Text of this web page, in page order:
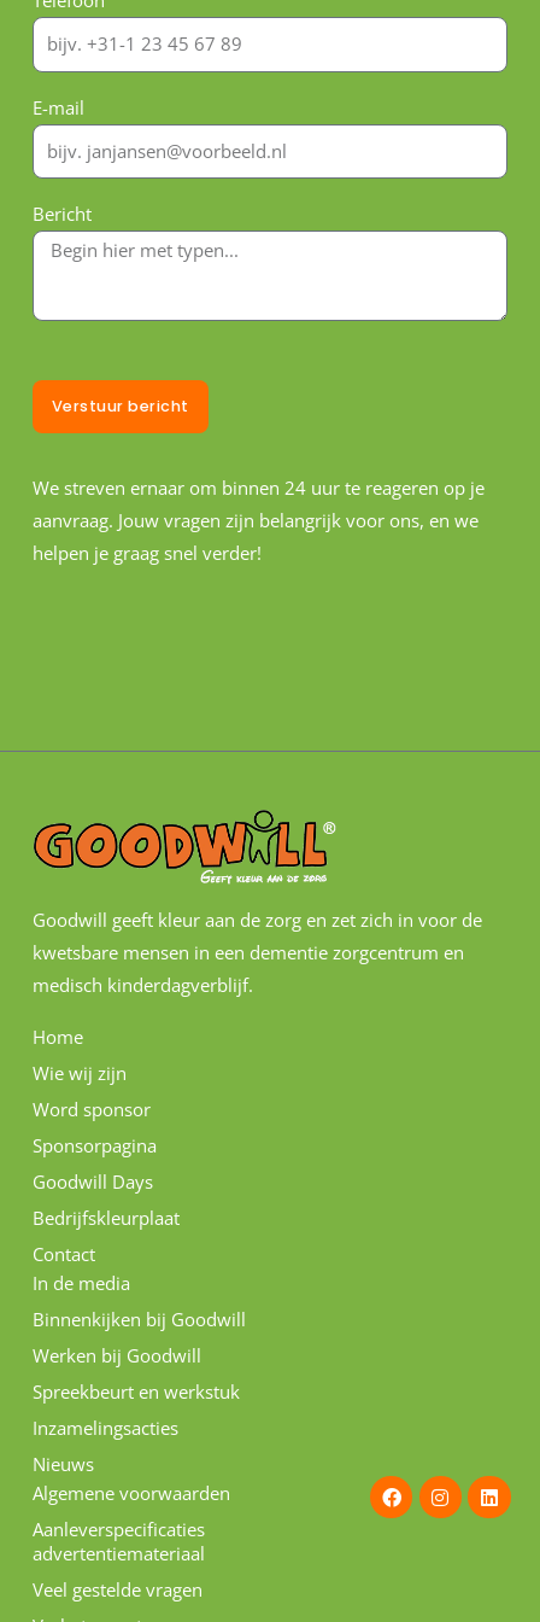
E-mail
Bericht
Verstuur bericht
We streven ernaar om binnen 24 uur te reageren op je
aanvraag. Jouw vragen zijn belangrijk voor ons, en we
helpen je graag snel verder!
Goodwill geeft kleur aan de zorg en zet zich in voor de
kwetsbare mensen in een dementie zorgcentrum en
medisch kinderdagverblijf.
Home
Wie wij zijn
Word sponsor
Sponsorpagina
Goodwill Days
Bedrijfskleurplaat
Contact
In de media
Binnenkijken bij Goodwill
Werken bij Goodwill
Spreekbeurt en werkstuk
Inzamelingsacties
Nieuws
Algemene voorwaarden
Aanleverspecificaties
advertentiemateriaal
Veel gestelde vragen
F
a
c
I
n
s
L
i
n